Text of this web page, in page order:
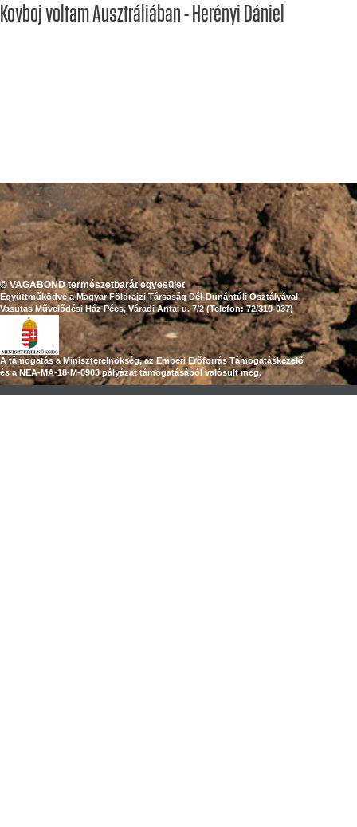
Kovboj voltam Ausztráliában - Herényi Dániel
© VAGABOND természetbarát egyesület
Együttműködve a Magyar Földrajzi Társaság Dél-Dunántúli Osztályával
Vasutas Művelődési Ház Pécs, Váradi Antal u. 7/2 (Telefon: 72/310-037)
A támogatás a Miniszterelnökség, az Emberi Erőforrás Támogatáskezelő
és a NEA-MA-18-M-0903 pályázat támogatásából valósult meg.